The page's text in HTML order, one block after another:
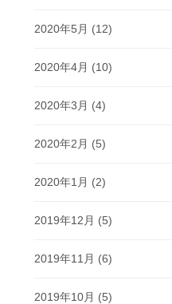
2020年5月 (12)
2020年4月 (10)
2020年3月 (4)
2020年2月 (5)
2020年1月 (2)
2019年12月 (5)
2019年11月 (6)
2019年10月 (5)